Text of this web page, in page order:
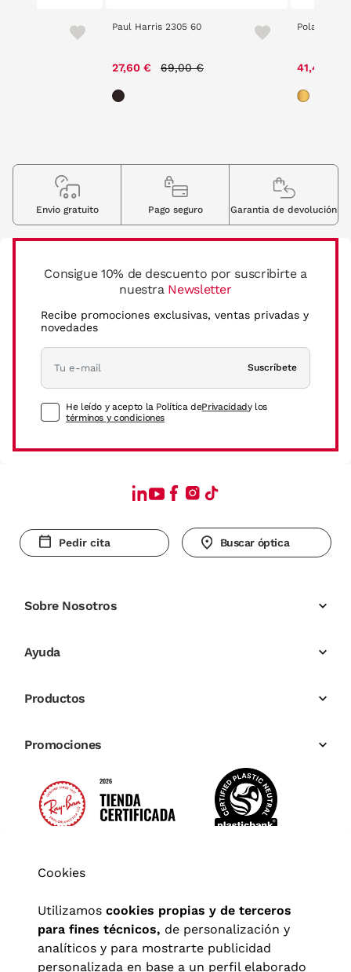
Paul Harris 2305 60
27,60 € 69,00 €
Polaroid
41,40 €
Consigue 10% de descuento por suscribirte a
nuestra Newsletter
Recibe promociones exclusivas, ventas privadas y
novedades
Suscríbete
He leído y acepto la Política dePrivacidady los
términos y condiciones
Envio gratuito Pago seguro Garantia de devolución
Pedir cita Buscar óptica
Sobre Nosotros
Ayuda
Productos
Promociones
Cookies
Utilizamos cookies propias y de terceros
para fines técnicos, de personalización y
analíticos y para mostrarte publicidad
personalizada en base a un perfil elaborado